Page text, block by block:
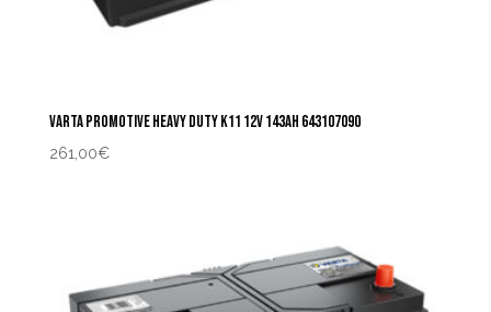
VARTA PROMOTIVE HEAVY DUTY K11 12V 143AH 643107090
261,00€